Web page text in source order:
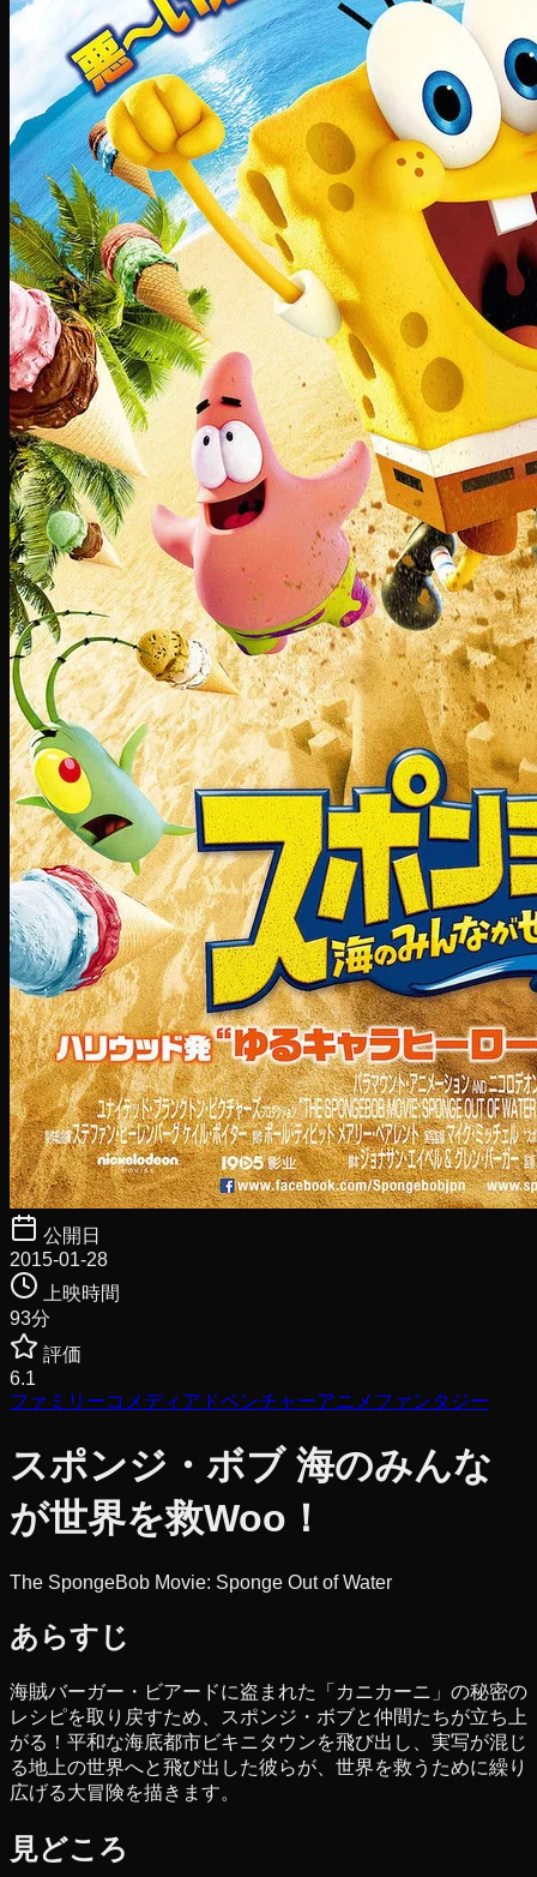
公開日
2015-01-28
上映時間
93分
評価
6.1
ファミリーコメディ アドベンチャーアニメ ファンタジー
スポンジ・ボブ 海のみんな
が世界を救Woo！
The SpongeBob Movie: Sponge Out of Water
あらすじ
海賊バーガー・ビアードに盗まれた「カニカーニ」の秘密の
レシピを取り戻すため、スポンジ・ボブと仲間たちが立ち上
がる！平和な海底都市ビキニタウンを飛び出し、実写が混じ
る地上の世界へと飛び出した彼らが、世界を救うために繰り
広げる大冒険を描きます。
見どころ